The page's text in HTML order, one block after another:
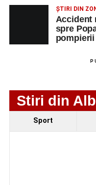
Ultimele știri din
ȘTIRI DIN
Accident
spre
Stiri din
Sport